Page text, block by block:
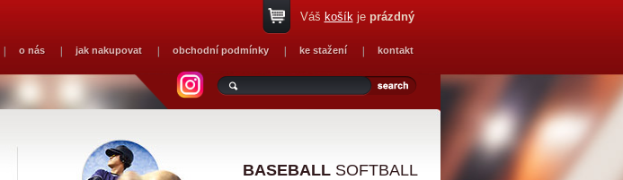
o nás jak nakupovat obchodní podmínky ke stažení kontakt
Váš košíkje prázdný
BASEBALLSOFTBALL